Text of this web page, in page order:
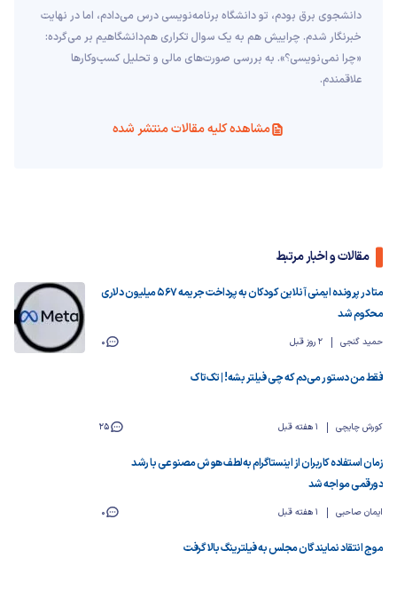
دانشجوی برق بودم، تو دانشگاه برنامه‌نویسی درس می‌دادم، اما در نهایت
خبرنگار شدم. چراییش هم به یک سوال تکراری هم‌دانشگاهیم بر می‌گرده:
«چرا نمی‌نویسی؟». به بررسی صورت‌های مالی و تحلیل کسب‌وکارها
علاقمندم.
مشاهده کلیه مقالات منتشر شده
مقالات و اخبار مرتبط
متا در پرونده ایمنی آنلاین کودکان به پرداخت جریمه ۵۶۷ میلیون دلاری
محکوم شد
حمید گنجی 2 روز قبل 0
فقط من دستور می‌دم که چی فیلتر بشه! | تک‌تاک
کورش چایچی 1 هفته قبل 25
زمان استفاده کاربران از اینستاگرام به‌لطف هوش مصنوعی با رشد
دورقمی مواجه شد
ایمان صاحبی 1 هفته قبل 0
موج انتقاد نمایندگان مجلس به فیلترینگ بالا گرفت